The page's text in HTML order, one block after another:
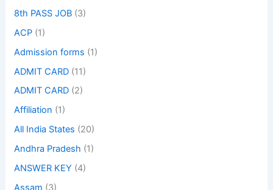
8th PASS JOB (3)
ACP (1)
Admission forms (1)
ADMIT CARD (11)
ADMIT CARD (2)
Affiliation (1)
All India States (20)
Andhra Pradesh (1)
ANSWER KEY (4)
Assam (3)